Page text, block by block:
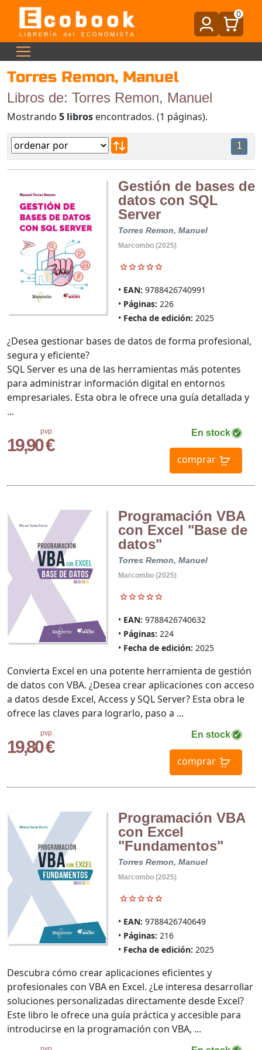
0
Torres Remon, Manuel
Libros de: Torres Remon, Manuel
Mostrando 5 libros encontrados. (1 páginas).
1
Gestión de bases de
datos con SQL
Server
Torres Remon, Manuel
Marcombo (2025)
EAN: 9788426740991
Páginas: 226
Fecha de edición: 2025
pvp.
19,90 €
En stock
comprar
¿Desea gestionar bases de datos de forma profesional,
segura y eficiente?
SQL Server es una de las herramientas más potentes
para administrar información digital en entornos
empresariales. Esta obra le ofrece una guía detallada y
...
Programación VBA
con Excel "Base de
datos"
Torres Remon, Manuel
Marcombo (2025)
EAN: 9788426740632
Páginas: 224
Fecha de edición: 2025
pvp.
19,80 €
En stock
comprar
Convierta Excel en una potente herramienta de gestión
de datos con VBA. ¿Desea crear aplicaciones con acceso
a datos desde Excel, Access y SQL Server? Esta obra le
ofrece las claves para lograrlo, paso a ...
Programación VBA
con Excel
"Fundamentos"
Torres Remon, Manuel
Marcombo (2025)
EAN: 9788426740649
Páginas: 216
Fecha de edición: 2025
Descubra cómo crear aplicaciones eficientes y
profesionales con VBA en Excel. ¿Le interesa desarrollar
soluciones personalizadas directamente desde Excel?
Este libro le ofrece una guía práctica y accesible para
introducirse en la programación con VBA, ...